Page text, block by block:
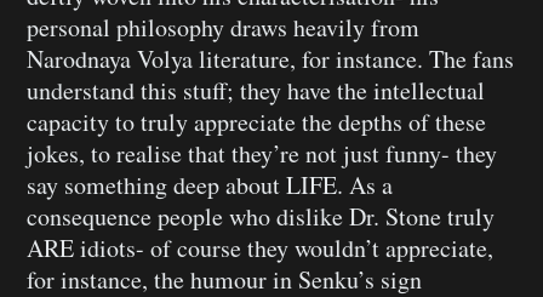
personal philosophy draws heavily from
Narodnaya Volya literature, for instance. The fans
understand this stuff; they have the intellectual
capacity to truly appreciate the depths of these
jokes, to realise that they’re not just funny- they
say something deep about LIFE. As a
consequence people who dislike Dr. Stone truly
ARE idiots- of course they wouldn’t appreciate,
for instance, the humour in Senku’s sign